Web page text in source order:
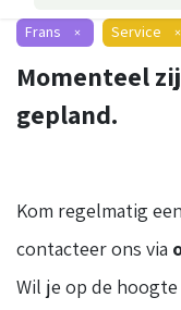
Frans × Service ×
Momenteel
gepland.
Kom regelmatig
contacteer ons via
Wil je op de